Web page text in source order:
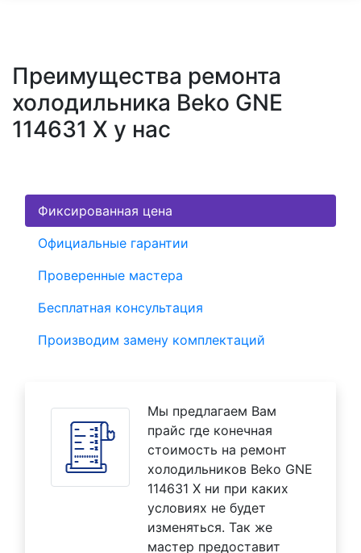
Преимущества ремонта
холодильника Beko GNE
114631 X у нас
Фиксированная цена
Официальные гарантии
Проверенные мастера
Бесплатная консультация
Производим замену комплектаций
Мы предлагаем Вам
прайс где конечная
стоимость на ремонт
холодильников Beko GNE
114631 X ни при каких
условиях не будет
изменяться. Так же
мастер предоставит